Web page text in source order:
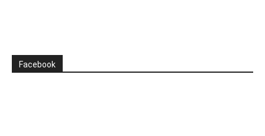
Facebook